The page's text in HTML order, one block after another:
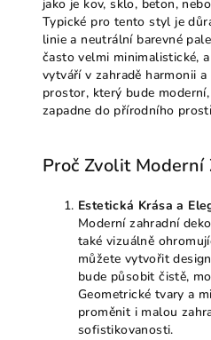
jako je kov, sklo, beton,
Typické pro tento styl je
linie a neutrální barevné
často velmi minimalistické,
vytváří v zahradě harmonii
prostor, který bude
zapadne do přírodního
Proč Zvolit Moderní
Estetická Krása a
Moderní zahradní
také vizuálně
můžete vytvořit
bude působit čistě,
Geometrické tvary a
proměnit i malou
sofistikovanosti.